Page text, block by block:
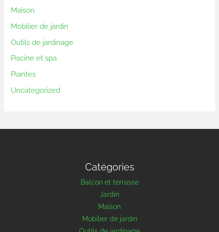
Maison
Mobilier de jardin
Outils de jardinage
Piscine et spa
Plantes
Uncategorized
Catégories
Balcon et terrasse
Jardin
Maison
Mobilier de jardin